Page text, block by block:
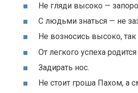
Не гляди высоко —
С людьми знаться — не
Не возносись высоко,
От легкого успеха
Задирать нос.
Не стоит гроша Пахом, а